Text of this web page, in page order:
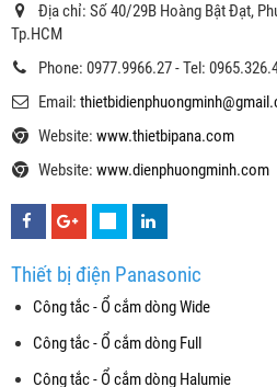
Địa chỉ: Số 40/29B Hoàng Bật Đạt,
Tp.HCM
Phone: 0977.9966.27 - Tel:
Email:
Website: www.thietbipana.com
Website: www.dienphuongminh.com
Thiết bị điện Panasonic
Công tắc - Ổ cắm dòng Wide
Công tắc - Ổ cắm dòng Full
Công tắc - Ổ cắm dòng Halumie